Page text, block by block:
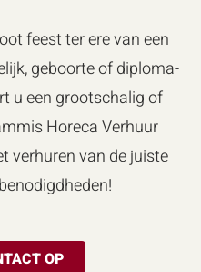
feest ter ere van een
geboorte of diploma-
u een grootschalig of
Horeca Verhuur
verhuren van de juiste
OP